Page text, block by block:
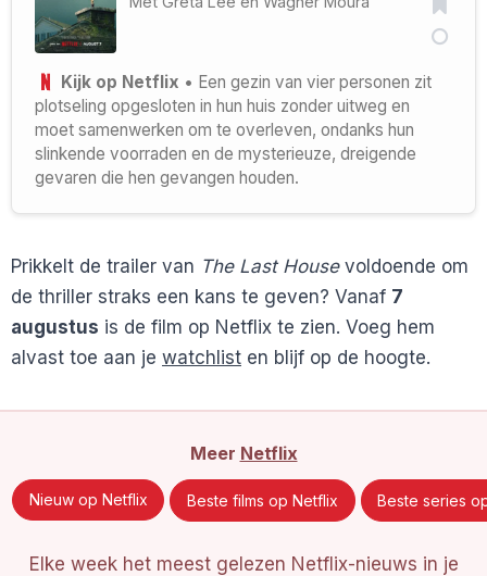
Kijk op Netflix • Een gezin van vier personen zit
plotseling opgesloten in hun huis zonder uitweg en
moet samenwerken om te overleven, ondanks hun
slinkende voorraden en de mysterieuze, dreigende
gevaren die hen gevangen houden.
Prikkelt de trailer van The Last Housevoldoende om
de thriller straks een kans te geven? Vanaf 7
augustus is de film op Netflix te zien. Voeg hem
alvast toe aan je watchlist en blijf op de hoogte.
Meer Netflix
Nieuw op Netflix Beste films op Netflix Beste series
Elke week het meest gelezen Netflix-nieuws in je